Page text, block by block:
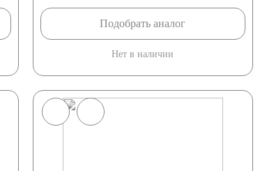
Подобрать аналог
Нет в наличии